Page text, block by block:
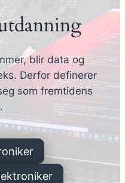
blir data og
Derfor definerer
som fremtidens